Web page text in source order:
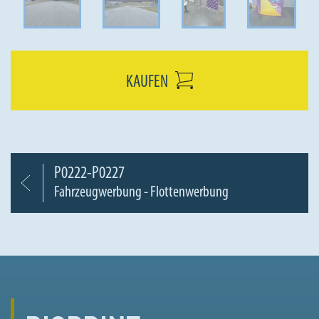
KAUFEN
P0222-P0227
Fahrzeugwerbung - Flottenwerbung